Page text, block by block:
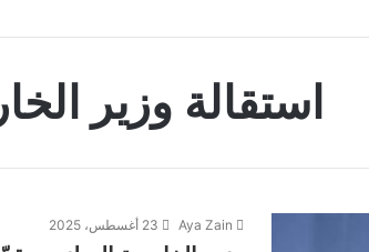
استقالة وزير
Aya Zain 23 أغسطس، 2025